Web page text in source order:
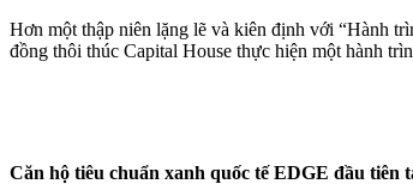
Hơn một thập niên lặng lẽ và kiên định với “Hành
đồng thôi thúc Capital House thực hiện một hành
Căn hộ tiêu chuẩn xanh quốc tế EDGE đầu tiên